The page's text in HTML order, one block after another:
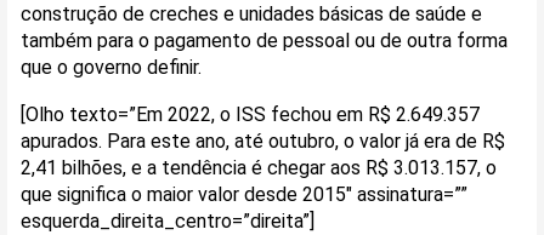
construção de creches e unidades básicas de saúde e
também para o pagamento de pessoal ou de outra forma
que o governo definir.
[Olho texto=”Em 2022, o ISS fechou em R$ 2.649.357
apurados. Para este ano, até outubro, o valor já era de R$
2,41 bilhões, e a tendência é chegar aos R$ 3.013.157, o
que significa o maior valor desde 2015″ assinatura=””
esquerda_direita_centro=”direita”]